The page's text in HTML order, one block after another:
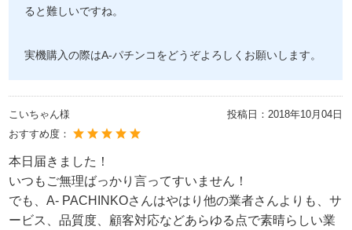
ると難しいですね。
実機購入の際はA-パチンコをどうぞよろしくお願いします。
こいちゃん様 投稿日： 2018年10月04日
おすすめ度：
本日届きました！
いつもご無理ばっかり言ってすいません！
でも、A- PACHINKOさんはやはり他の業者さんよりも、サ
ービス、品質度、顧客対応などあらゆる点で素晴らしい業